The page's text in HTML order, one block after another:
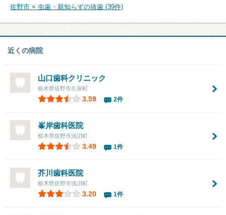
佐野市 × 虫歯・親知らずの抜歯 (39件)
近くの病院
山口歯科クリニック
栃木県佐野市久保町
3.59 2件
峯岸歯科医院
栃木県佐野市浅沼町
3.49 1件
芥川歯科医院
栃木県佐野市浅沼町
3.20 1件